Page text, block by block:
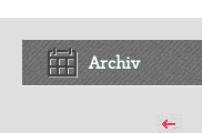
Archiv